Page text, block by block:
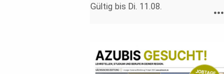
Gültig bis Di. 11.08. more_horiz